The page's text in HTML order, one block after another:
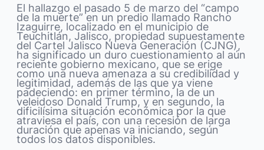
El hallazgo el pasado 5 de marzo del “campo
de la muerte” en un predio llamado Rancho
Izaguirre, localizado en el municipio de
Teuchitlán, Jalisco, propiedad supuestamente
del Cartel Jalisco Nueva Generación (CJNG),
ha significado un duro cuestionamiento al aún
reciente gobierno mexicano, que se erige
como una nueva amenaza a su credibilidad y
legitimidad, además de las que ya viene
padeciendo: en primer término, la de un
veleidoso Donald Trump, y en segundo, la
dificilísima situación económica por la que
atraviesa el país, con una recesión de larga
duración que apenas va iniciando, según
todos los datos disponibles.